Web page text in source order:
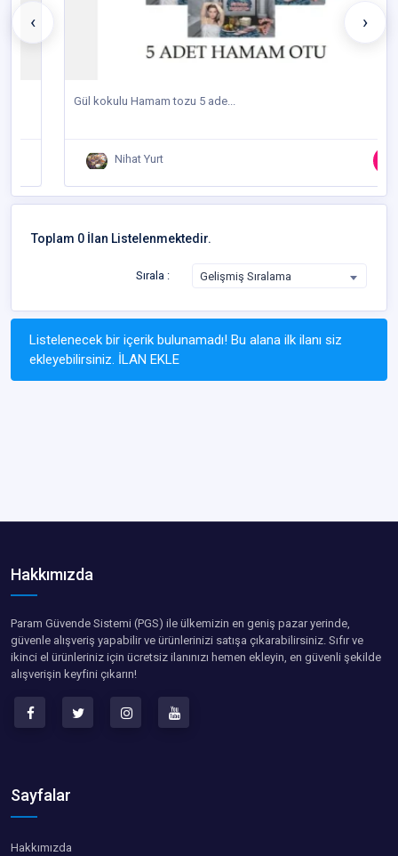
Gül kokulu Hamam tozu 5 ade...
Nihat Yurt
‹ ›
Toplam 0 İlan Listelenmektedir.
Sırala : Gelişmiş Sıralama
Listelenecek bir içerik bulunamadı! Bu alana ilk ilanı siz
ekleyebilirsiniz. İLAN EKLE
Hakkımızda
Param Güvende Sistemi (PGS) ile ülkemizin en geniş pazar yerinde,
güvenle alışveriş yapabilir ve ürünlerinizi satışa çıkarabilirsiniz. Sıfır ve
ikinci el ürünleriniz için ücretsiz ilanınızı hemen ekleyin, en güvenli şekilde
alışverişin keyfini çıkarın!
Sayfalar
Hakkımızda